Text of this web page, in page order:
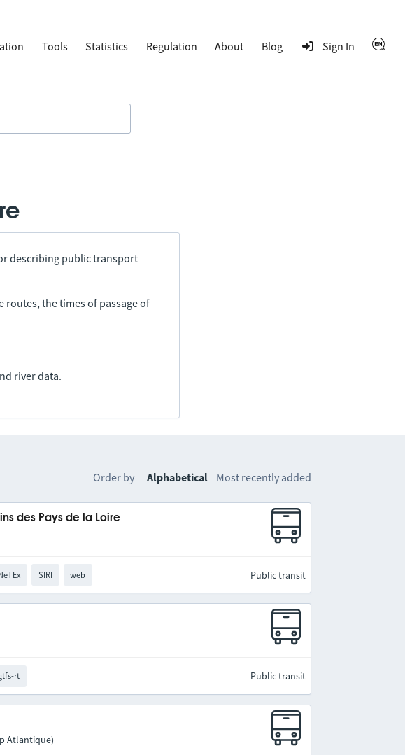
Tools Statistics Regulation About Blog Sign In
describing public transport
the times of passage of
river data.
Order by Alphabetical Most recently added
des Pays de la Loire
SIRI web Public transit
rt Public transit
Atlantique)